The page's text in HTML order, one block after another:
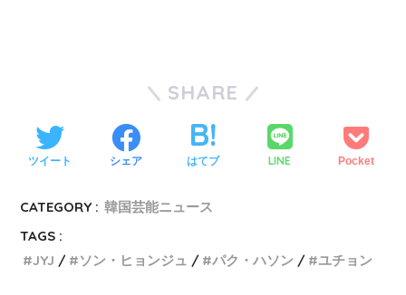
SHARE
ツイート シェア はてブ LINE Pocket
CATEGORY : 韓国芸能ニュース
TAGS :
JYJ
ソン・ヒョンジュ パク・ハソン ユチョン